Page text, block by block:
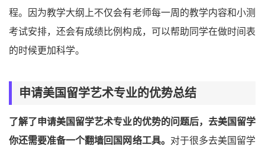
程。因为教学大纲上不仅会有老师每一周的教学内容和小测
考试安排，还会有成绩比例构成，可以帮助同学在做时间表
的时候更加科学。
申请美国留学艺术专业的优势总结
了解了申请美国留学艺术专业的优势的问题后，去美国留学
你还需要准备一个翻墙回国网络工具。 对于很多去美国留学